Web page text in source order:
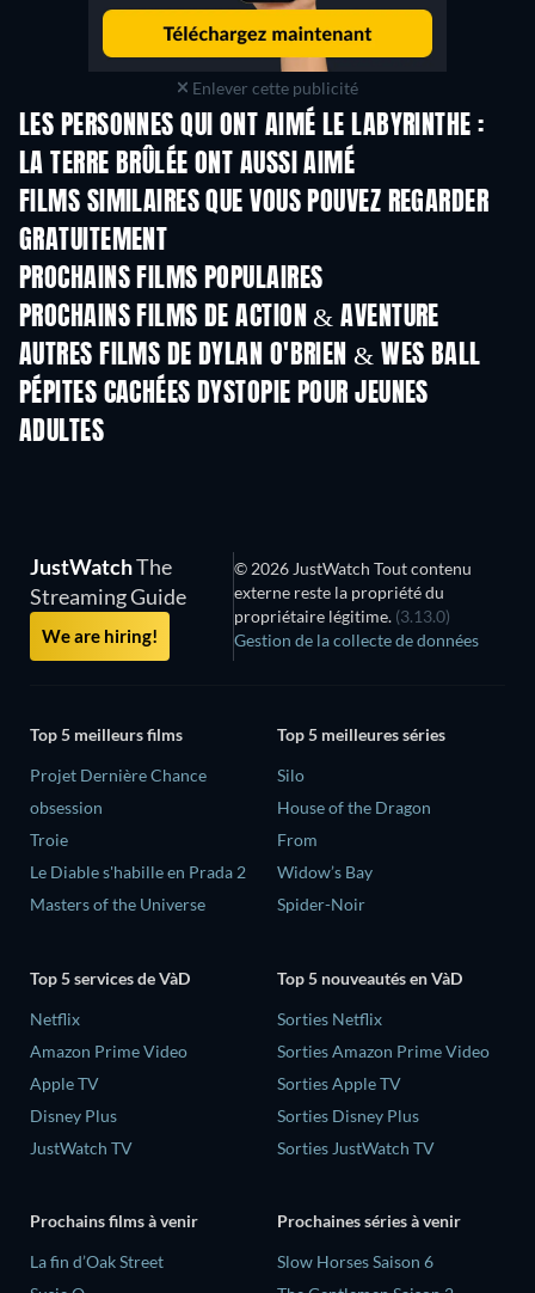
Enlever cette publicité
LES PERSONNES QUI ONT AIMÉ LE LABYRINTHE :
LA TERRE BRÛLÉE ONT AUSSI AIMÉ
FILMS SIMILAIRES QUE VOUS POUVEZ REGARDER
GRATUITEMENT
PROCHAINS FILMS POPULAIRES
PROCHAINS FILMS DE ACTION & AVENTURE
AUTRES FILMS DE DYLAN O'BRIEN & WES BALL
PÉPITES CACHÉES DYSTOPIE POUR JEUNES
ADULTES
JustWatchThe
Streaming Guide
We are hiring!
© 2026 JustWatch Tout contenu
externe reste la propriété du
propriétaire légitime. (3.13.0)
Gestion de la collecte de données
Top 5 meilleurs films
Projet Dernière Chance
obsession
Troie
Le Diable s'habille en Prada 2
Masters of the Universe
Top 5 meilleures séries
Silo
House of the Dragon
From
Widow’s Bay
Spider-Noir
Top 5 services de VàD
Netflix
Amazon Prime Video
Apple TV
Disney Plus
JustWatch TV
Top 5 nouveautés en VàD
Sorties Netflix
Sorties Amazon Prime Video
Sorties Apple TV
Sorties Disney Plus
Sorties JustWatch TV
Prochains films à venir
La fin d’Oak Street
Prochaines séries à venir
Slow Horses Saison 6